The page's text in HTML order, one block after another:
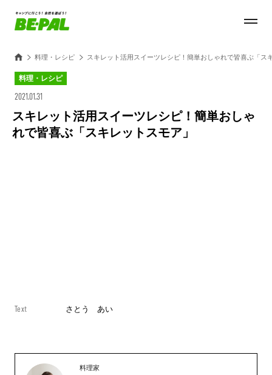
料理・レシピ スキレット活用スイーツレシピ！簡単おしゃれで皆喜ぶ「ス
料理・レシピ
2021.01.31
スキレット活用スイーツレシピ！簡単おしゃ
れで皆喜ぶ「スキレットスモア」
Text さとう あい
料理家